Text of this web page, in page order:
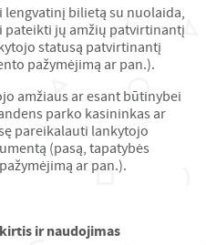
bilietą su nuolaida,
jų amžių patvirtinantį
statusą patvirtinantį
pažymėjimą ar pan.).
amžiaus ar esant būtinybei
parko kasininkas ar
pareikalauti lankytojo
(pasą, tapatybės
ar pan.).
ir naudojimas